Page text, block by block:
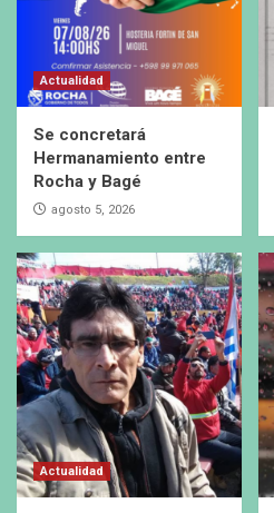
Actualidad
Se concretará
Hermanamiento entre
Rocha y Bagé
agosto 5, 2026
Actualidad